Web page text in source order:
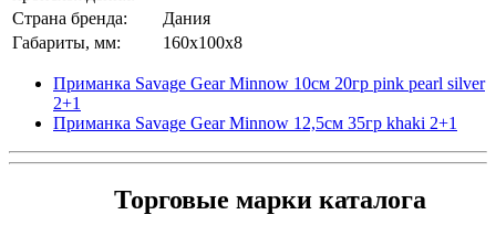
Страна бренда:
Дания
Габариты, мм:
160x100x8
Приманка Savage Gear Minnow 10см 20гр pink pearl silver
2+1
Приманка Savage Gear Minnow 12,5см 35гр khaki 2+1
Торговые марки каталога